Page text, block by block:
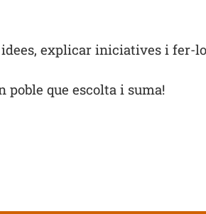
explicar iniciatives i fer-
que escolta i suma!